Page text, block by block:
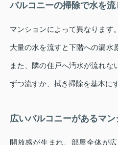
バルコニーの掃除で水を
マンションによって異なります
大量の水を流すと下階への漏水
また、隣の住戸へ汚水が流れな
ずつ流すか、拭き掃除を基本に
広いバルコニーがあるマ
開放感が生まれ、部屋全体が